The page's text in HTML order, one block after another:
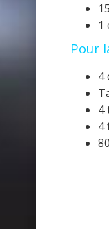
1
Pour
4
4
4